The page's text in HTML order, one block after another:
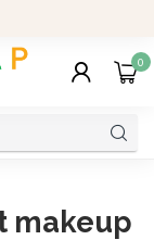
0
makeup